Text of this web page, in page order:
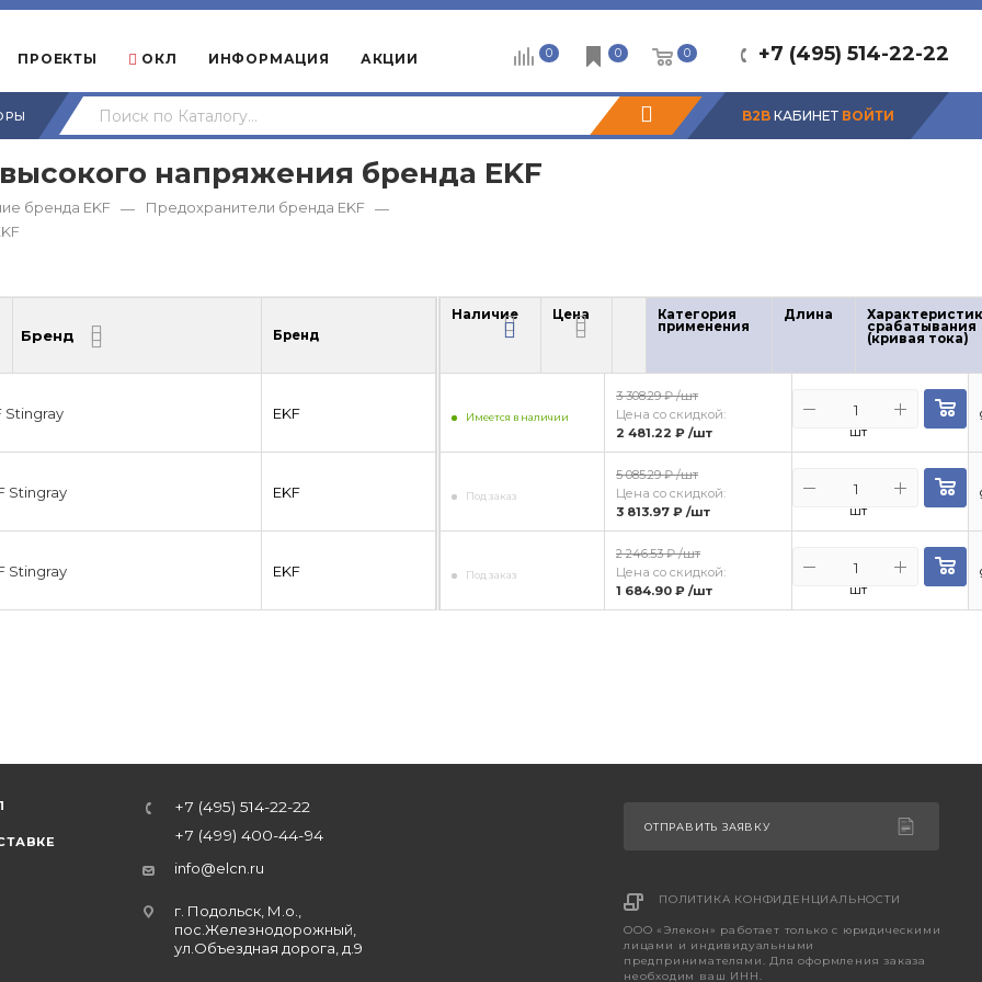
ПРОЕКТЫ ОКЛ ИНФОРМАЦИЯ АКЦИИ +7 (495) 514-22-22
0 0 0
B2B КАБИНЕТ ВОЙТИ
напряжения бренда EKF
бренда EKF — Предохранители бренда EKF —
Бренд
Наличие Цена Категория
применения
Длина
срабатывания
(кривая тока)
Бренд
Stingray EKF
Stingray EKF
Stingray EKF
Наличие
Имеется в наличии
3 308.29 ₽ /шт
Цена со скидкой:
2 481.22 ₽ /шт шт
Под заказ
5 085.29 ₽ /шт
Цена со скидкой:
3 813.97 ₽ /шт шт
Под заказ
2 246.53 ₽ /шт
Цена со скидкой:
1 684.90 ₽ /шт шт
+7 (495) 514-22-22
+7 (499) 400-44-94
info@elcn.ru
г. Подольск, М.о.,
пос.Железнодорожный,
ул.Объездная дорога, д.9
ОТПРАВИТЬ ЗАЯВКУ
ПОЛИТИКА КОНФИДЕНЦИАЛЬНОСТИ
ООО «Элекон» работает только с юридическими
лицами и индивидуальными
предпринимателями. Для оформления заказа
необходим ваш ИНН.